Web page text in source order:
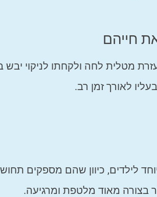
חייהם
מטלית לחה ולקחתו לניקוי יבש
לאורך זמן רב.
לילדים, כיוון שהם מספקים
בצורה מאוד מלטפת ומרגיעה.